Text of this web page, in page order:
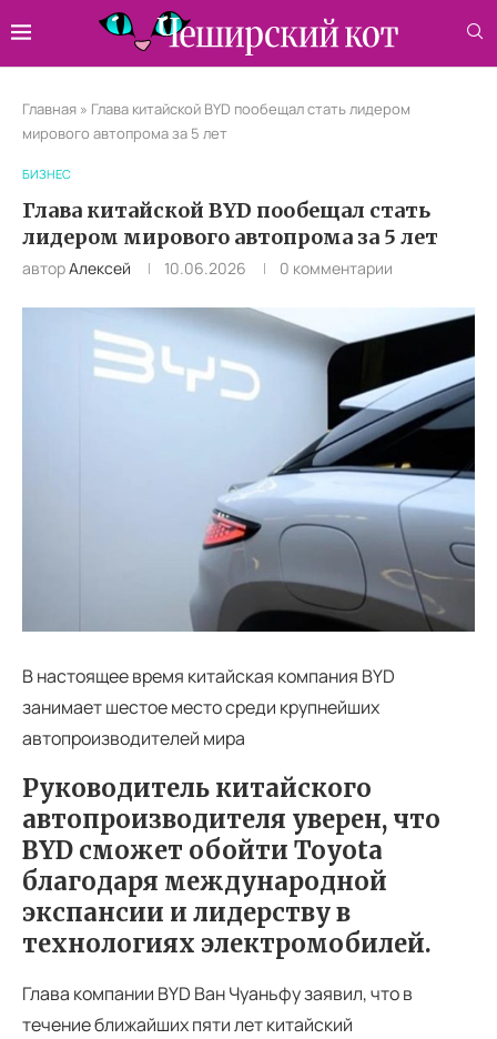
Главная » Глава китайской BYD пообещал стать лидером
мирового автопрома за 5 лет
БИЗНЕС
Глава китайской BYD пообещал стать
лидером мирового автопрома за 5 лет
авторАлексей 10.06.2026 0 комментарии
В настоящее время китайская компания BYD
занимает шестое место среди крупнейших
автопроизводителей мира
Руководитель китайского
автопроизводителя уверен, что
BYD сможет обойти Toyota
благодаря международной
экспансии и лидерству в
технологиях электромобилей.
Глава компании BYD Ван Чуаньфу заявил, что в
течение ближайших пяти лет китайский